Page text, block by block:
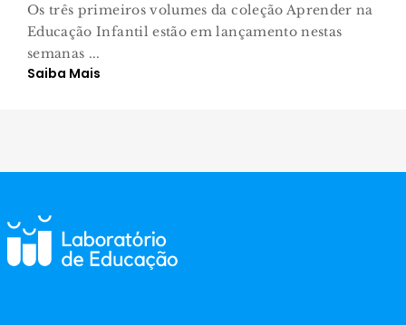
Os três primeiros volumes da coleção Aprender na
Educação Infantil estão em lançamento nestas
semanas ...
Saiba Mais